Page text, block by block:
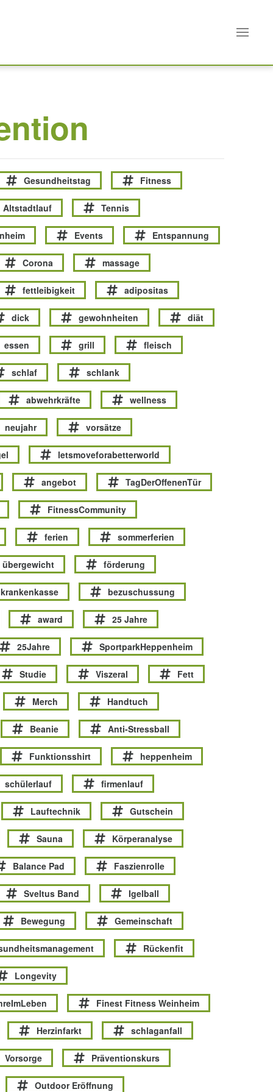
Gesundheitstag
Fitness
Altstadtlauf Tennis
Events Entspannung
Corona massage
fettleibigkeit adipositas
dick gewohnheiten diät
essen grill fleisch
schlaf schlank
abwehrkräfte wellness
neujahr vorsätze
letsmoveforabetterworld
angebot TagDerOffenenTür
FitnessCommunity
ferien sommerferien
übergewicht förderung
krankenkasse bezuschussung
award 25 Jahre
25Jahre SportparkHeppenheim
Studie Viszeral Fett
Merch Handtuch
Beanie Anti-Stressball
Funktionsshirt heppenheim
schülerlauf firmenlauf
Lauftechnik Gutschein
Sauna Körperanalyse
Balance Pad Faszienrolle
Sveltus Band Igelball
Bewegung Gemeinschaft
Rückenfit
Longevity
Finest Fitness Weinheim
Herzinfarkt schlaganfall
Vorsorge Präventionskurs
Outdoor Eröffnung